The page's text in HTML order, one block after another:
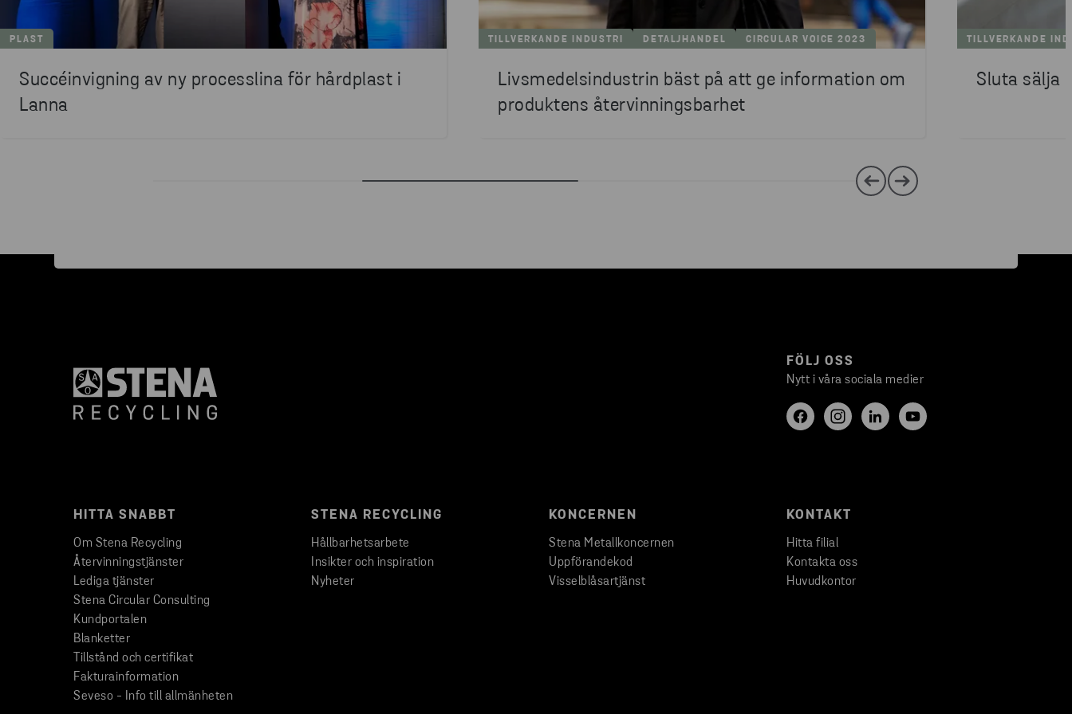
PLAST
Succéinvigning av ny processlina för hårdplast i
Lanna
TILLVERKANDE INDUSTRI DETALJHANDEL CIRCULAR VOICE 2023
Livsmedelsindustrin bäst på att ge information om
produktens återvinningsbarhet
TILLVERKANDE
Sluta sälja
FÖLJ OSS
Nytt i våra sociala medier
HITTA SNABBT
Om Stena Recycling
Återvinningstjänster
Lediga tjänster
Stena Circular Consulting
Kundportalen
Blanketter
Tillstånd och certifikat
Fakturainformation
Seveso - Info till allmänheten
STENA RECYCLING
Hållbarhetsarbete
Insikter och inspiration
Nyheter
KONCERNEN
Stena Metallkoncernen
Uppförandekod
Visselblåsartjänst
KONTAKT
Hitta filial
Kontakta oss
Huvudkontor